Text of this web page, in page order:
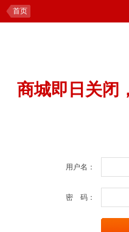
首页
商城即日关闭
用户名：
密 码：